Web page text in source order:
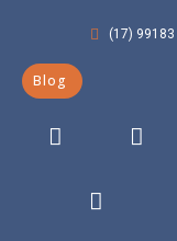
(17)
Blog